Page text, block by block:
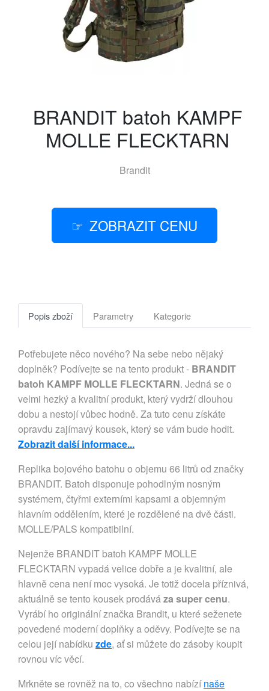
BRANDIT batoh KAMPF
MOLLE FLECKTARN
Brandit
ZOBRAZIT CENU
Popis zboží Parametry Kategorie
Potřebujete něco nového? Na sebe nebo nějaký
doplněk? Podívejte se na tento produkt - BRANDIT
batoh KAMPF MOLLE FLECKTARN. Jedná se o
velmi hezký a kvalitní produkt, který vydrží dlouhou
dobu a nestojí vůbec hodně. Za tuto cenu získáte
opravdu zajímavý kousek, který se vám bude hodit.
Zobrazit další informace...
Replika bojového batohu o objemu 66 litrů od značky
BRANDIT. Batoh disponuje pohodlným nosným
systémem, čtyřmi externími kapsami a objemným
hlavním oddělením, které je rozdělené na dvě části.
MOLLE/PALS kompatibilní.
Nejenže BRANDIT batoh KAMPF MOLLE
FLECKTARN vypadá velice dobře a je kvalitní, ale
hlavně cena není moc vysoká. Je totiž docela příznivá,
aktuálně se tento kousek prodáváza super cenu.
Vyrábí ho originální značka Brandit, u které seženete
povedené moderní doplňky a oděvy. Podívejte se na
celou její nabídku zde, ať si můžete do zásoby koupit
rovnou víc věcí.
Mrkněte se rovněž na to, co všechno nabízínaše